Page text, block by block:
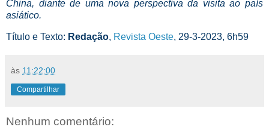
China, diante de uma nova perspectiva da visita ao país
asiático.
Título e Texto: Redação, Revista Oeste, 29-3-2023, 6h59
às 11:22:00
Compartilhar
Nenhum comentário: